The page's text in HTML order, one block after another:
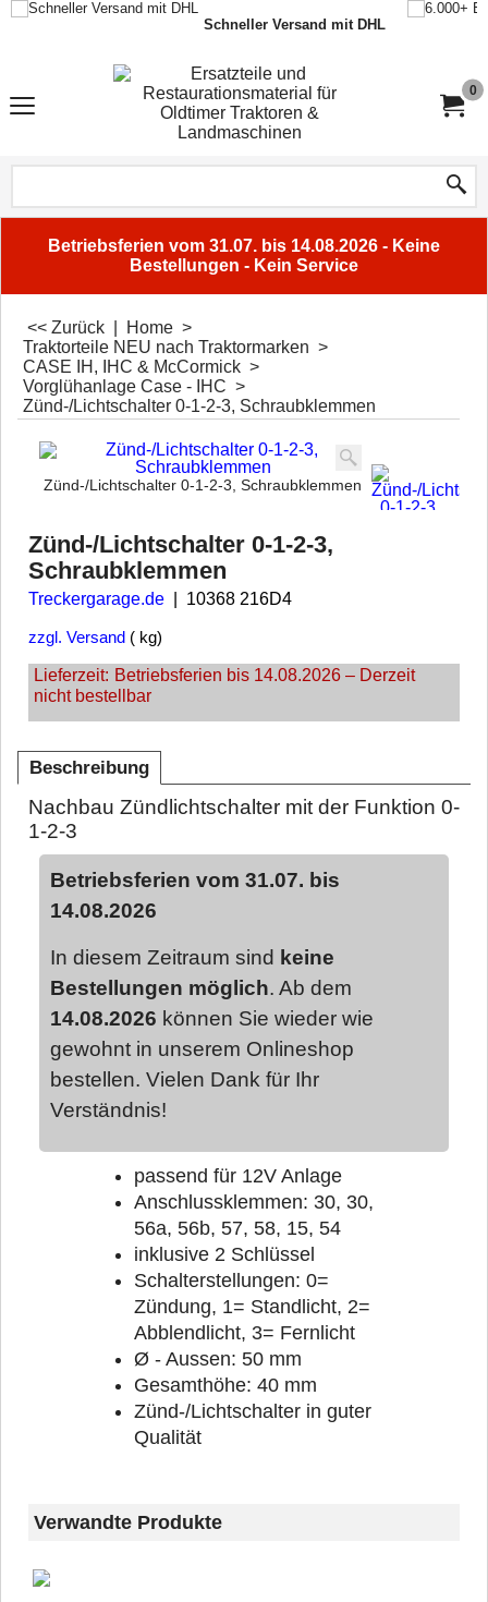
Schneller Versand mit DHL
0
Betriebsferien vom 31.07. bis 14.08.2026 - Keine
Bestellungen - Kein Service
<< Zurück Home >
Traktorteile NEU nach Traktormarken >
CASE IH, IHC & McCormick >
Vorglühanlage Case - IHC >
Zünd-/Lichtschalter 0-1-2-3, Schraubklemmen
Zünd-/Lichtschalter 0-1-2-3, Schraubklemmen
Zünd-/Lichtschalter 0-1-2-3,
Schraubklemmen
Treckergarage.de 10368 216D4
zzgl. Versand kg
Lieferzeit: Betriebsferien bis 14.08.2026 – Derzeit
nicht bestellbar
Beschreibung
Nachbau Zündlichtschalter mit der Funktion 0-
1-2-3
Betriebsferien vom 31.07. bis
14.08.2026
In diesem Zeitraum sind keine
Bestellungen möglich. Ab dem
14.08.2026 können Sie wieder wie
gewohnt in unserem Onlineshop
bestellen. Vielen Dank für Ihr
Verständnis!
passend für 12V Anlage
Anschlussklemmen: 30, 30,
56a, 56b, 57, 58, 15, 54
inklusive 2 Schlüssel
Schalterstellungen: 0=
Zündung, 1= Standlicht, 2=
Abblendlicht, 3= Fernlicht
Ø - Aussen: 50 mm
Gesamthöhe: 40 mm
Zünd-/Lichtschalter in guter
Qualität
Verwandte Produkte